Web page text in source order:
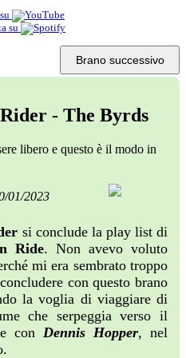
su
Brano successivo
- The Byrds
libero e questo è il modo in
01/2023
si conclude la play list di
Ride. Non avevo voluto
mi era sembrato troppo
con questo brano
la voglia di viaggiare di
che serpeggia verso il
con Dennis Hopper, nel